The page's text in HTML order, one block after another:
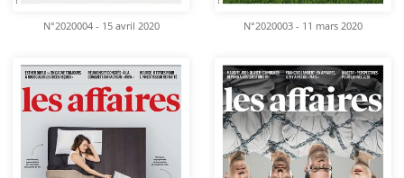
N°2020004 - 15 avril 2020 N°2020003 - 11 mars 2020